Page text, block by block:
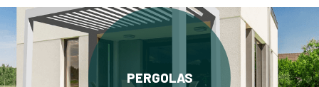
PERGOLAS